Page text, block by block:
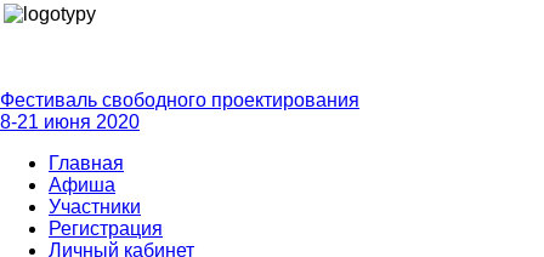
Фестиваль свободного проектирования
8-21 июня 2020
Главная
Афиша
Участники
Регистрация
Личный кабинет